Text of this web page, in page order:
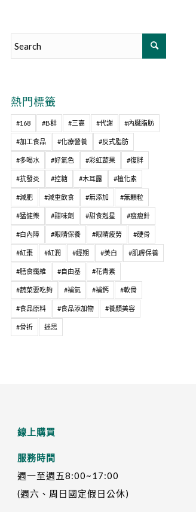
熱門標籤
#168 #B群 #三高 #代謝 #內臟脂肪
#加工食品 #化療營養 #反式脂肪
#多喝水 #好氣色 #彩虹蔬果 #復胖
#抗發炎 #控糖 #木耳露 #植化素
#減肥 #減重飲食 #無添加 #無顆粒
#猛健樂 #甜味劑 #甜食剋星 #瘦瘦針
#白內障 #眼睛保養 #眼睛疲勞 #硬骨
#紅棗 #紅潤 #經期 #美白 #肌膚保養
#膳食纖維 #自由基 #花青素
#蔬菜要吃夠 #補氣 #補鈣 #軟骨
#食品原料 #食品添加物 #養顏美容
#骨折 迷思
線上購買
服務時間
週一至週五8:00~17:00
(週六、周日國定假日公休)